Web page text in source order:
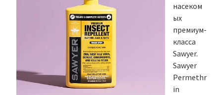
насеком
ых
премиум-
класса
Sawyer.
Sawyer
Permethr
in